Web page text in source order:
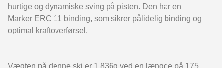
hurtige og dynamiske sving på pisten. Den har en
Marker ERC 11 binding, som sikrer pålidelig binding og
optimal kraftoverførsel.
Vægten på denne ski er 1.836g ved en længde på 175